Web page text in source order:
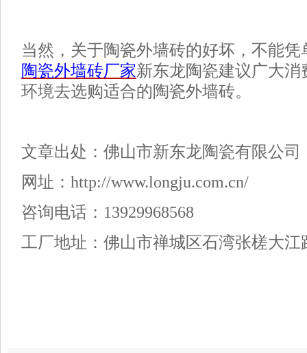
当然，关于陶瓷外墙砖的好坏，不能
陶瓷外墙砖厂家新东龙陶瓷建议广大
环境去选购适合的陶瓷外墙砖。
文章出处：佛山市新东龙陶瓷有限公司
网址： http://www.longju.com.cn/
咨询电话： 13929968568
工厂地址：佛山市禅城区石湾张槎大江